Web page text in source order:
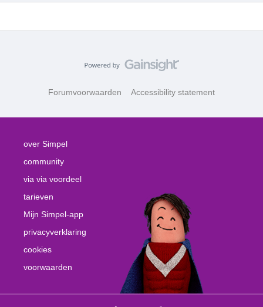
Forumvoorwaarden Accessibility statement
over Simpel
community
via via voordeel
tarieven
Mijn Simpel-app
privacyverklaring
cookies
voorwaarden